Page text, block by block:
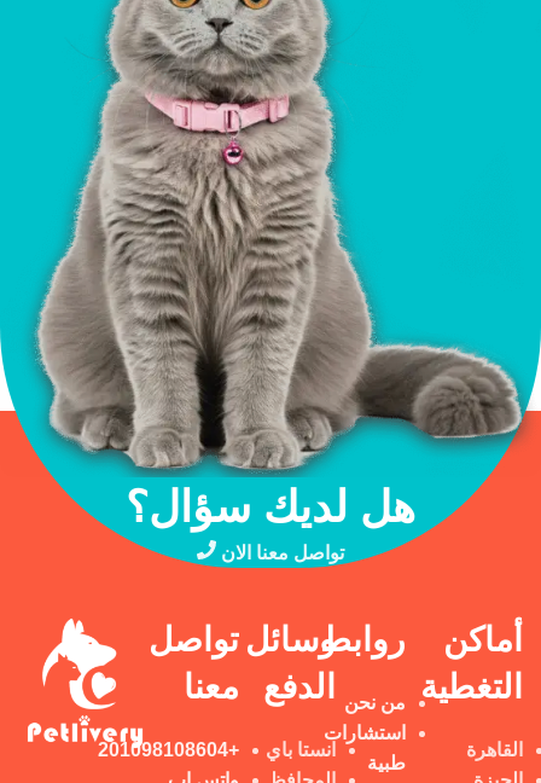
هل لديك سؤال؟
تواصل معنا الان
أماكن
التغطية
القاهرة
روابط
من نحن
استشارات
طبية
وسائل
الدفع
انستا باي
تواصل
معنا
+201098108604